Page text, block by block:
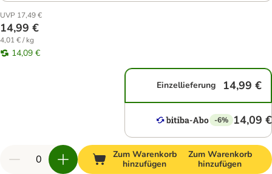
UVP 17,49 €
14,99 €
4,01 € / kg
14,09 €
Einzellieferung 14,99 €
-6% 14,09 €
Zum Warenkorb
hinzufügen
Zum Warenkorb
hinzufügen